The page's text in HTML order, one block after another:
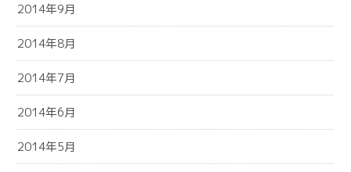
2014年9月
2014年8月
2014年7月
2014年6月
2014年5月